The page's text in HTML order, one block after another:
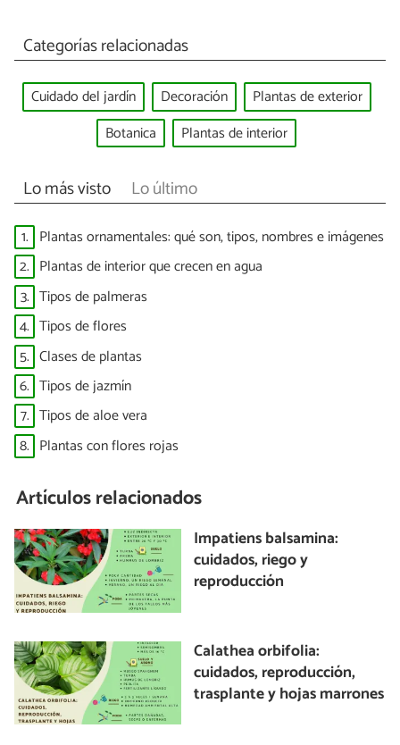
Categorías relacionadas
Cuidado del jardín Decoración
Plantas de exterior
Botanica
Plantas de interior
Lo más visto Lo último
1. Plantas ornamentales: qué son, tipos, nombres e imágenes
2. Plantas de interior que crecen en agua
3. Tipos de palmeras
4. Tipos de flores
5. Clases de plantas
6. Tipos de jazmín
7. Tipos de aloe vera
8. Plantas con flores rojas
Artículos relacionados
Impatiens balsamina:
cuidados, riego y
reproducción
Calathea orbifolia:
cuidados, reproducción,
trasplante y hojas marrones